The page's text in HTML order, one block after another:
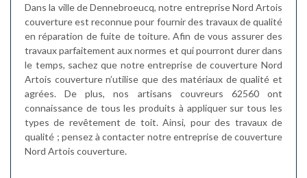
Dans la ville de Dennebroeucq, notre entreprise Nord Artois
couverture est reconnue pour fournir des travaux de qualité
en réparation de fuite de toiture. Afin de vous assurer des
travaux parfaitement aux normes et qui pourront durer dans
le temps, sachez que notre entreprise de couverture Nord
Artois couverture n’utilise que des matériaux de qualité et
agrées. De plus, nos artisans couvreurs 62560 ont
connaissance de tous les produits à appliquer sur tous les
types de revêtement de toit. Ainsi, pour des travaux de
qualité ; pensez à contacter notre entreprise de couverture
Nord Artois couverture.